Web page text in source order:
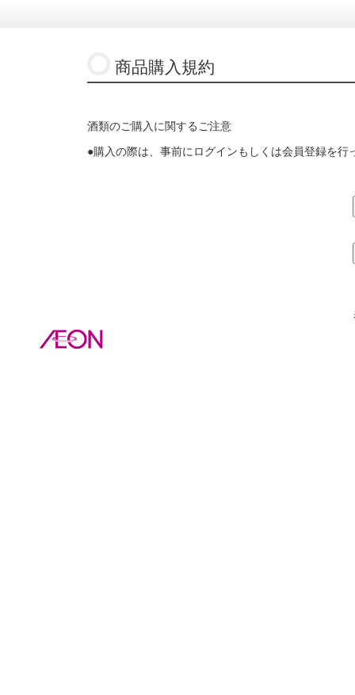
商品購入規約
酒類のご購入に関するご注意
●購入の際は、事前にログインもしくは会員登録を